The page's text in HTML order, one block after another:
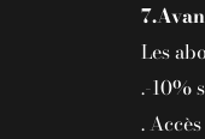
Les
.-10%
.